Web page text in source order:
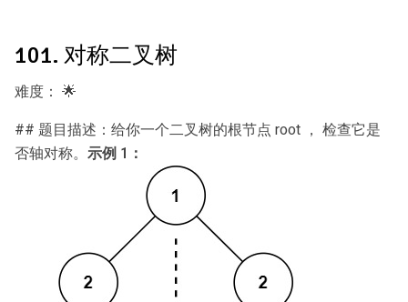
101. 对称二叉树
难度： 🌟
## 题目描述：给你一个二叉树的根节点 root ， 检查它是
否轴对称。 示例 1：